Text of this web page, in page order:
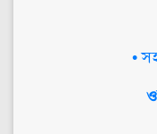
•